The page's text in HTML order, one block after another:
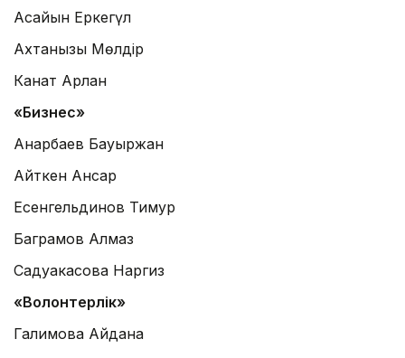
Асайын Еркегүл
Ахтанқызы Мөлдір
Канат Арлан
«Бизнес»
Анарбаев Бауыржан
Айткен Ансар
Есенгельдинов Тимур
Баграмов Алмаз
Садуакасова Наргиз
«Волонтерлік»
Галимова Айдана